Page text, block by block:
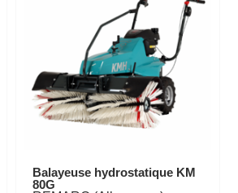
Balayeuse hydrostatique KM
80G